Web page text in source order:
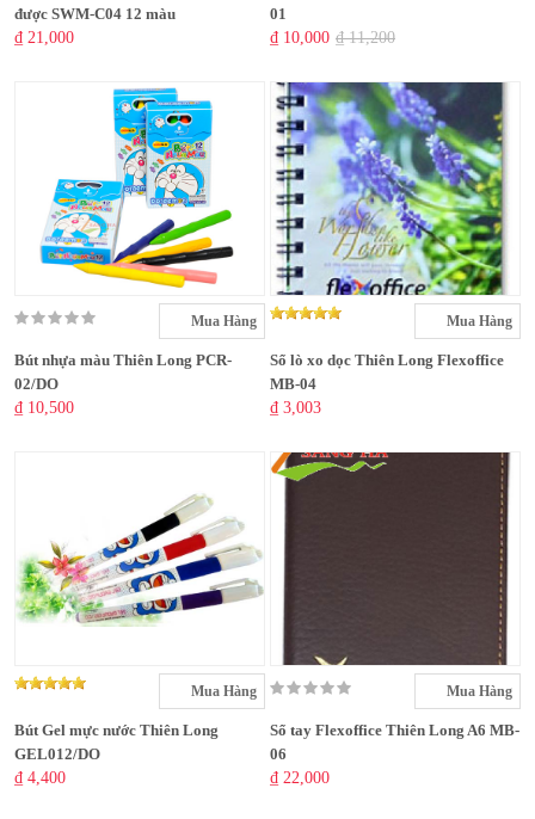
được SWM-C04 12 màu
₫ 21,000
01
₫ 10,000 ₫ 11,200
Mua Hàng
Bút nhựa màu Thiên Long PCR-
02/DO
₫ 10,500
Mua Hàng
Sổ lò xo dọc Thiên Long Flexoffice
MB-04
₫ 3,003
Mua Hàng
Bút Gel mực nước Thiên Long
GEL012/DO
₫ 4,400
Mua Hàng
Sổ tay Flexoffice Thiên Long A6 MB-
06
₫ 22,000